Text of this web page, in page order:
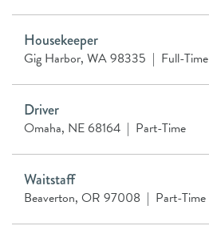
Housekeeper
Gig Harbor, WA 98335 | Full-Time
Driver
Omaha, NE 68164 | Part-Time
Waitstaff
Beaverton, OR 97008 | Part-Time